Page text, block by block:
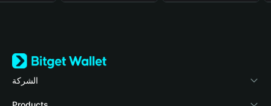
الشركة